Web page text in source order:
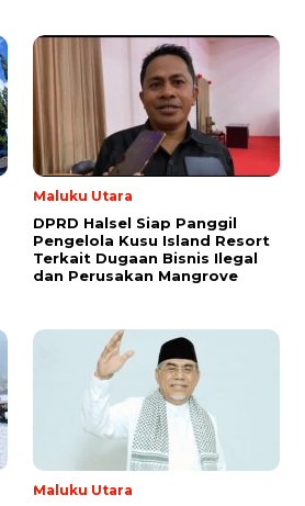
Maluku Utara
DPRD Halsel Siap Panggil
Pengelola Kusu Island Resort
Terkait Dugaan Bisnis Ilegal
dan Perusakan Mangrove
Maluku Utara